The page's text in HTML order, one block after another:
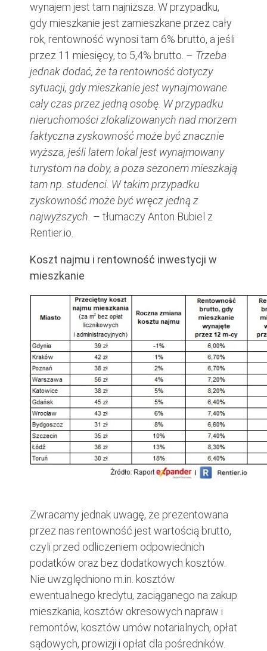
wynajem jest tam najniższa. W przypadku,
gdy mieszkanie jest zamieszkane przez cały
rok, rentowność wynosi tam 6% brutto, a jeśli
przez 11 miesięcy, to 5,4% brutto. – Trzeba
jednak dodać, że ta rentowność dotyczy
sytuacji, gdy mieszkanie jest wynajmowane
cały czas przez jedną osobę. W przypadku
nieruchomości zlokalizowanych nad morzem
faktyczna zyskowność może być znacznie
wyższa, jeśli latem lokal jest wynajmowany
turystom na doby, a poza sezonem mieszkają
tam np. studenci. W takim przypadku
zyskowność może być wręcz jedną z
najwyższych. – tłumaczy Anton Bubiel z
Rentier.io.
Koszt najmu i rentowność inwestycji w
mieszkanie
Zwracamy jednak uwagę, że prezentowana
przez nas rentowność jest wartością brutto,
czyli przed odliczeniem odpowiednich
podatków oraz bez dodatkowych kosztów.
Nie uwzględniono m.in. kosztów
ewentualnego kredytu, zaciąganego na zakup
mieszkania, kosztów okresowych napraw i
remontów, kosztów umów notarialnych, opłat
sądowych, prowizji i opłat dla pośredników.